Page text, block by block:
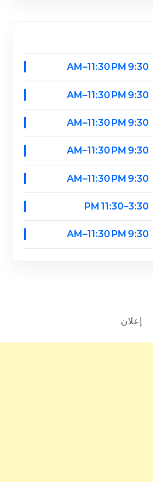
9:30 AM–11:30 PM
9:30 AM–11:30 PM
9:30 AM–11:30 PM
9:30 AM–11:30 PM
9:30 AM–11:30 PM
3:30–11:30 PM
9:30 AM–11:30 PM
إعلان